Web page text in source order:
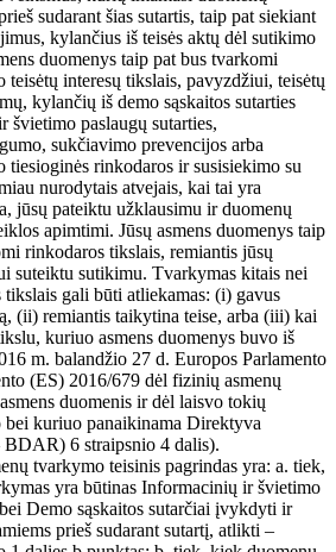
sudarant šias sutartis, taip pat siekiant
kylančius iš teisės aktų dėl sutikimo
duomenys taip pat bus tvarkomi
teisėtų interesų tikslais, pavyzdžiui, teisėtų
kylančių iš demo sąskaitos sutarties
švietimo paslaugų sutarties,
sukčiavimo prevencijos arba
tiesioginės rinkodaros ir susisiekimo su
nurodytais atvejais, kai tai yra
jūsų pateiktu užklausimu ir duomenų
apimtimi. Jūsų asmens duomenys taip
rinkodaros tikslais, remiantis jūsų
suteiktu sutikimu. Tvarkymas kitais nei
gali būti atliekamas: (i) gavus
(ii) remiantis taikytina teise, arba (iii) kai
kuriuo asmens duomenys buvo iš
m. balandžio 27 d. Europos Parlamento
(ES) 2016/679 dėl fizinių asmenų
duomenis ir dėl laisvo tokių
bei kuriuo panaikinama Direktyva
6 straipsnio 4 dalis).
tvarkymo teisinis pagrindas yra: a. tiek,
yra būtinas Informacinių ir švietimo
Demo sąskaitos sutarčiai įvykdyti ir
prieš sudarant sutartį, atlikti –